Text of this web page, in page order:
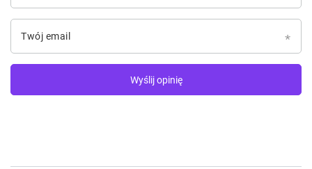
Twój email
Wyślij opinię